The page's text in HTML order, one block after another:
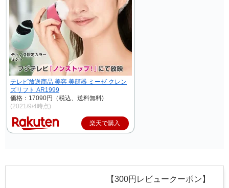
テレビ放送商品 美容 美顔器 ミーゼ クレン
ズリフト AR1999
価格：17090円（税込、送料無料)
(2021/9/4時点)
楽天で購入
【300円レビュークーポン】